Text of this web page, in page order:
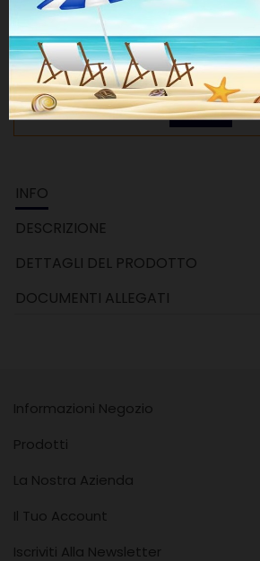
RBLHGG-60AD-KITR2
Disponibilità:
Per vedere prezzi e acquistare
ACCEDI
INFO
DESCRIZIONE
DETTAGLI DEL PRODOTTO
DOCUMENTI ALLEGATI
Informazioni Negozio
Prodotti
La Nostra Azienda
Il Tuo Account
Iscriviti Alla Newsletter